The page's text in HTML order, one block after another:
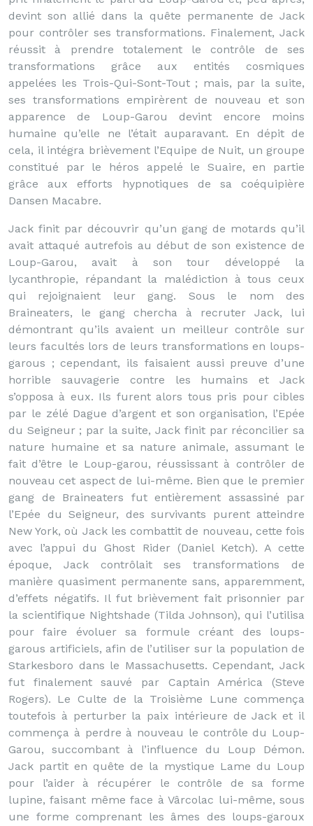
devint son allié dans la quête permanente de Jack
pour contrôler ses transformations. Finalement, Jack
réussit à prendre totalement le contrôle de ses
transformations grâce aux entités cosmiques
appelées les Trois-Qui-Sont-Tout ; mais, par la suite,
ses transformations empirèrent de nouveau et son
apparence de Loup-Garou devint encore moins
humaine qu’elle ne l’était auparavant. En dépit de
cela, il intégra brièvement l’Equipe de Nuit, un groupe
constitué par le héros appelé le Suaire, en partie
grâce aux efforts hypnotiques de sa coéquipière
Dansen Macabre.
Jack finit par découvrir qu’un gang de motards qu’il
avait attaqué autrefois au début de son existence de
Loup-Garou, avait à son tour développé la
lycanthropie, répandant la malédiction à tous ceux
qui rejoignaient leur gang. Sous le nom des
Braineaters, le gang chercha à recruter Jack, lui
démontrant qu’ils avaient un meilleur contrôle sur
leurs facultés lors de leurs transformations en loups-
garous ; cependant, ils faisaient aussi preuve d’une
horrible sauvagerie contre les humains et Jack
s’opposa à eux. Ils furent alors tous pris pour cibles
par le zélé Dague d’argent et son organisation, l’Epée
du Seigneur ; par la suite, Jack finit par réconcilier sa
nature humaine et sa nature animale, assumant le
fait d’être le Loup-garou, réussissant à contrôler de
nouveau cet aspect de lui-même. Bien que le premier
gang de Braineaters fut entièrement assassiné par
l’Epée du Seigneur, des survivants purent atteindre
New York, où Jack les combattit de nouveau, cette fois
avec l’appui du Ghost Rider (Daniel Ketch). A cette
époque, Jack contrôlait ses transformations de
manière quasiment permanente sans, apparemment,
d’effets négatifs. Il fut brièvement fait prisonnier par
la scientifique Nightshade (Tilda Johnson), qui l’utilisa
pour faire évoluer sa formule créant des loups-
garous artificiels, afin de l’utiliser sur la population de
Starkesboro dans le Massachusetts. Cependant, Jack
fut finalement sauvé par Captain América (Steve
Rogers). Le Culte de la Troisième Lune commença
toutefois à perturber la paix intérieure de Jack et il
commença à perdre à nouveau le contrôle du Loup-
Garou, succombant à l’influence du Loup Démon.
Jack partit en quête de la mystique Lame du Loup
pour l’aider à récupérer le contrôle de sa forme
lupine, faisant même face à Vârcolac lui-même, sous
une forme comprenant les âmes des loups-garoux